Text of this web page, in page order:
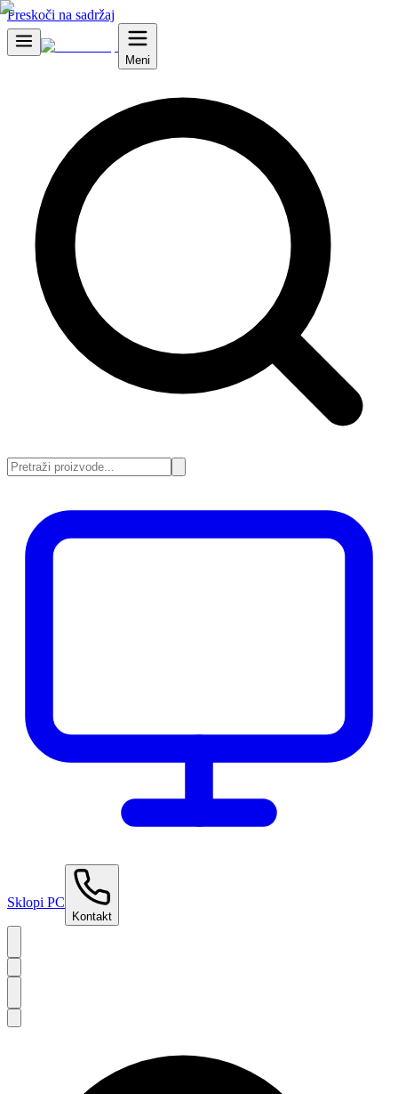
Preskoči na sadržaj
Meni
Sklopi PC
Kontakt